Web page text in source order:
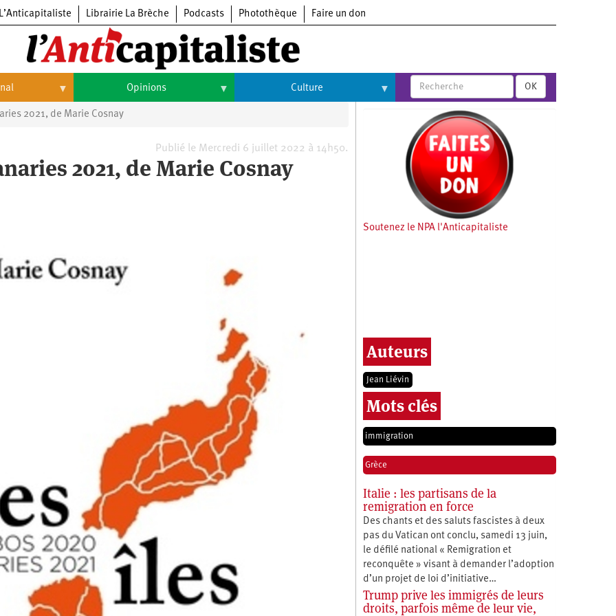
L’Anticapitaliste Librairie La Brèche Podcasts Photothèque Faire un don
Opinions
Opinions
Culture
Arts
Cinéma
OK
2021, de Marie Cosnay
Publié le Mercredi 6 juillet 2022 à 14h50.
2021, de Marie Cosnay
Soutenez le NPA l'Anticapitaliste
Auteurs
Jean Liévin
Mots clés
immigration
Grèce
Italie : les partisans de la
remigration en force
Des chants et des saluts fascistes à deux
pas du Vatican ont conclu, samedi 13 juin,
le défilé national « Remigration et
reconquête » visant à demander l’adoption
d’un projet de loi d’initiative…
Trump prive les immigrés de leurs
droits, parfois même de leur vie,